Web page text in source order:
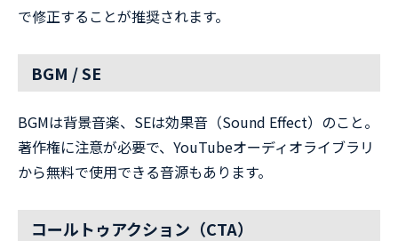
で修正することが推奨されます。
BGM / SE
BGMは背景音楽、SEは効果音（Sound Effect）のこと。
著作権に注意が必要で、YouTubeオーディオライブラリ
から無料で使用できる音源もあります。
コールトゥアクション（CTA）